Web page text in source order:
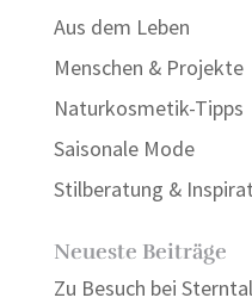
Aus dem Leben
Menschen & Projekte
Naturkosmetik-Tipps
Saisonale Mode
Stilberatung &
Neueste Beiträge
Zu Besuch bei